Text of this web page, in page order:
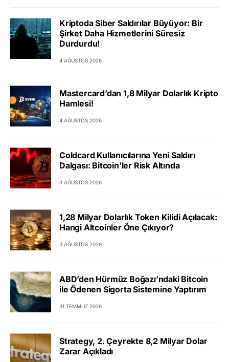
Kriptoda Siber Saldırılar Büyüyor: Bir
Şirket Daha Hizmetlerini Süresiz
Durdurdu!
4 AĞUSTOS 2026
Mastercard’dan 1,8 Milyar Dolarlık Kripto
Hamlesi!
4 AĞUSTOS 2026
Coldcard Kullanıcılarına Yeni Saldırı
Dalgası: Bitcoin’ler Risk Altında
3 AĞUSTOS 2026
1,28 Milyar Dolarlık Token Kilidi Açılacak:
Hangi Altcoinler Öne Çıkıyor?
3 AĞUSTOS 2026
ABD’den Hürmüz Boğazı’ndaki Bitcoin
ile Ödenen Sigorta Sistemine Yaptırım
31 TEMMUZ 2026
Strategy, 2. Çeyrekte 8,2 Milyar Dolar
Zarar Açıkladı